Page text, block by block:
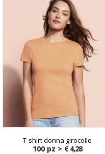
T-shirt donna girocollo
100 pz > € 4,28